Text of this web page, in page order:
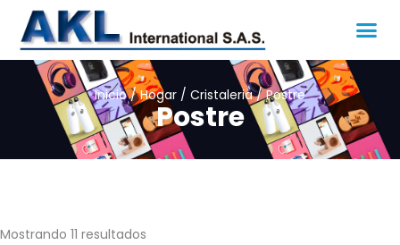
Inicio/Hogar / Cristaleria/ Postre
Postre
Mostrando 11 resultados